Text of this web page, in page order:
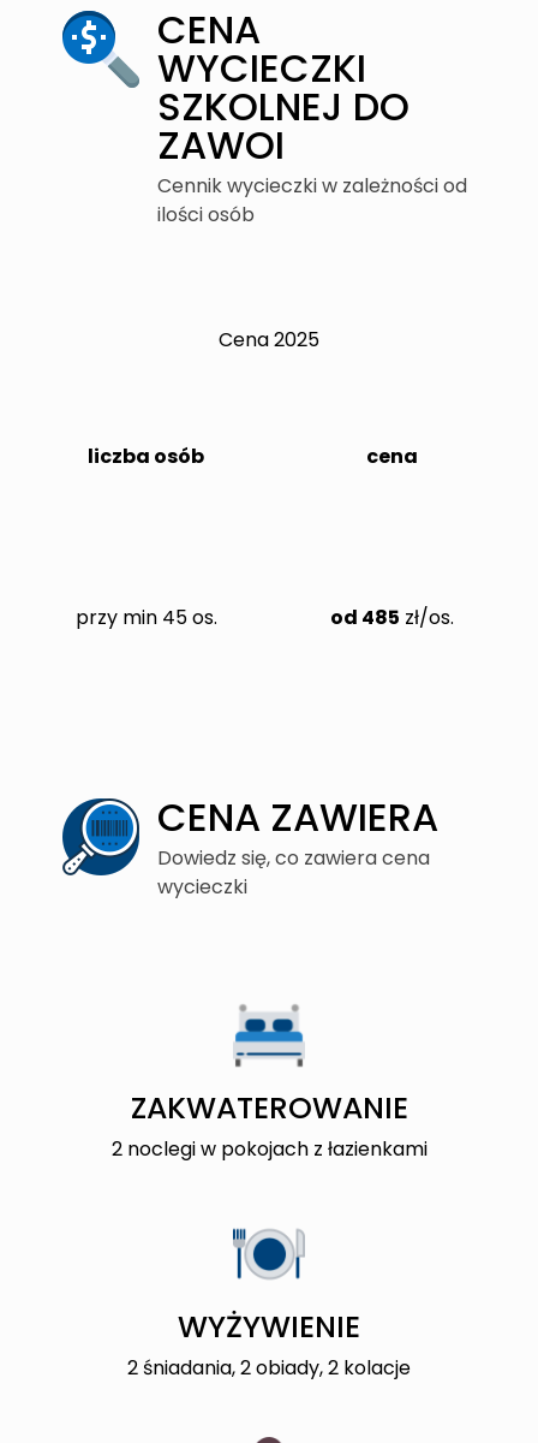
CENA
WYCIECZKI
SZKOLNEJ DO
ZAWOI
Cennik wycieczki w zależności od
ilości osób
Cena 2025
liczba osób cena
przy min 45 os. od 485 zł/os.
CENA ZAWIERA
Dowiedz się, co zawiera cena
wycieczki
ZAKWATEROWANIE
2 noclegi w pokojach z łazienkami
WYŻYWIENIE
2 śniadania, 2 obiady, 2 kolacje